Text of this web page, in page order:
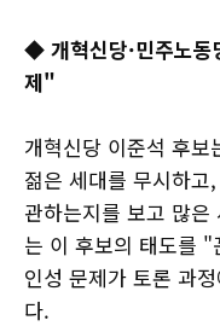
◆ 개혁신당·민주노
제"
개혁신당 이준석 후
젊은 세대를 무시하
관하는지를 보고 많
는 이 후보의 태도를
인성 문제가 토론 과
다.